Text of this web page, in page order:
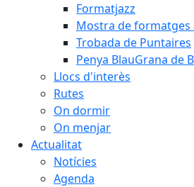
Formatjazz
Mostra de formatges
Trobada de Puntaires
Penya BlauGrana de
Llocs d'interès
Rutes
On dormir
On menjar
Actualitat
Notícies
Agenda